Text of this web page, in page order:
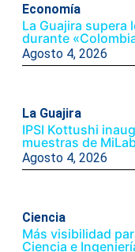
Economía
La Guajira supera
durante
Agosto 4, 2026
La Guajira
IPSI Kottushi
muestras de
Agosto 4, 2026
Ciencia
Más visibilidad
Ciencia e